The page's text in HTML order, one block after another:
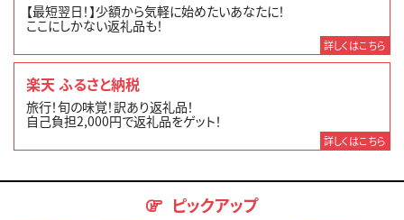
【最短翌日！】少額から気軽に始めたいあなたに！
ここにしかない返礼品も！
詳しくはこちら
楽天 ふるさと納税
旅行！旬の味覚！訳あり返礼品！
自己負担2,000円で返礼品をゲット！
詳しくはこちら
ピックアップ